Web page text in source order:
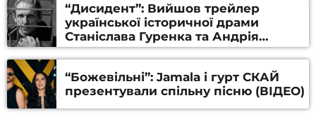
“Дисидент”: Вийшов трейлер
української історичної драми
Станіслава Гуренка та Андрія
Алфьорова (ВІДЕО)
“Божевільні”: Jamala і гурт СКАЙ
презентували спільну пісню (ВІДЕО)